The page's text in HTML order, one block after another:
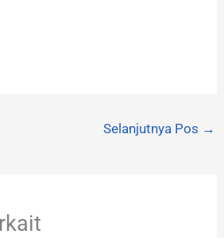
Selanjutnya Pos →